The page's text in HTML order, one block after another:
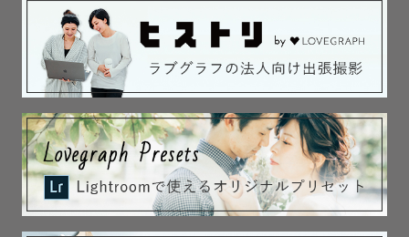
⛩️各神社様での撮影は、ご祈祷をすることが前提となり
ます⛩️
ご祈祷の予定がある方のみ、撮影同行をお受けいたしま
す。予めご了承ください。
※別日に改めてご祈祷される場合はこの限りではありま
せん。